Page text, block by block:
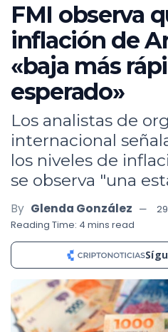
FMI observa
inflación de
«baja más
esperado»
Los analistas de
internacional
los niveles de
se observa "una
By Glenda González
Reading Time: 4 mins read